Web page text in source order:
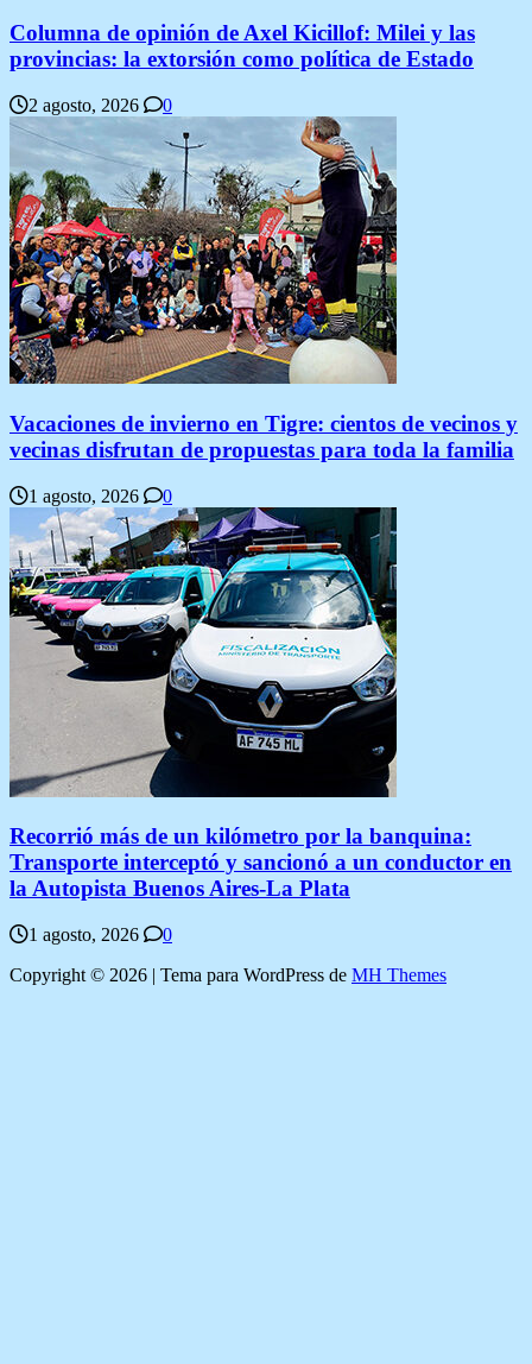
Columna de opinión de Axel Kicillof: Milei y las
provincias: la extorsión como política de Estado
2 agosto, 2026 0
Vacaciones de invierno en Tigre: cientos de vecinos y
vecinas disfrutan de propuestas para toda la familia
1 agosto, 2026 0
Recorrió más de un kilómetro por la banquina:
Transporte interceptó y sancionó a un conductor en
la Autopista Buenos Aires-La Plata
1 agosto, 2026
0
Copyright © 2026 | Tema para WordPress de MH Themes